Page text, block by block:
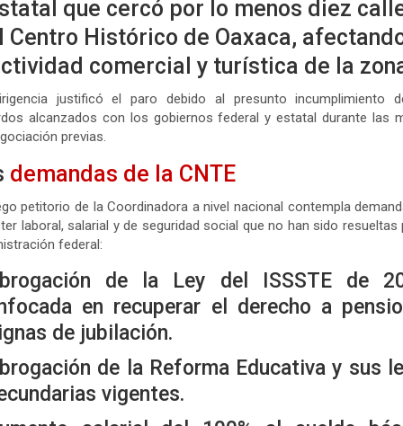
que cercó por lo menos diez
Centro Histórico de Oaxaca,
comercial y turística de la
justificó el paro debido al presunto incumplimiento
alcanzados con los gobiernos federal y estatal durante las
previas.
demandas de la CNTE
petitorio de la Coordinadora a nivel nacional contempla
laboral, salarial y de seguridad social que no han sido resueltas
federal:
de la Ley del ISSSTE de
en recuperar el derecho a
de jubilación.
de la Reforma Educativa y sus
vigentes.